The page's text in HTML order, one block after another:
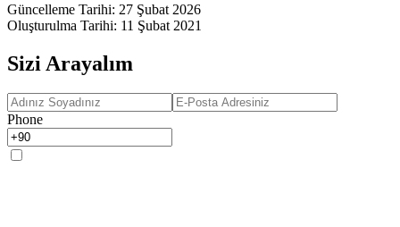
Güncelleme Tarihi: 27 Şubat 2026
Oluşturulma Tarihi: 11 Şubat 2021
Sizi Arayalım
Phone